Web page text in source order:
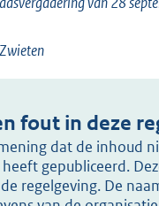
fout in deze
dat de inhoud
gepubliceerd.
regelgeving. De